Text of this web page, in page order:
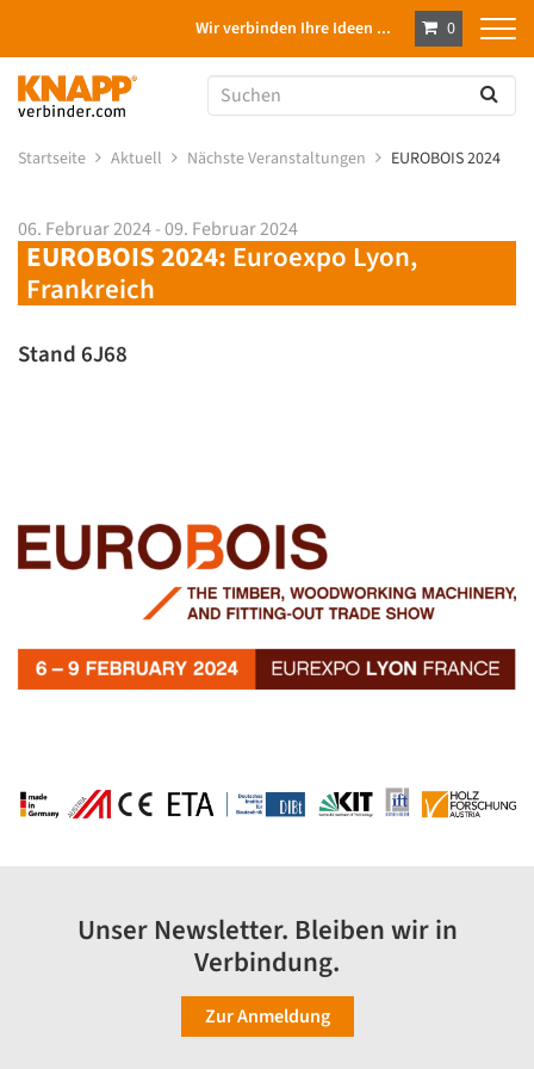
Wir verbinden Ihre Ideen ... 0
Startseite Aktuell Nächste Veranstaltungen EUROBOIS 2024
06. Februar 2024 - 09. Februar 2024
EUROBOIS 2024: Euroexpo Lyon,
Frankreich
Stand 6J68
Unser Newsletter. Bleiben wir in
Verbindung.
Zur Anmeldung